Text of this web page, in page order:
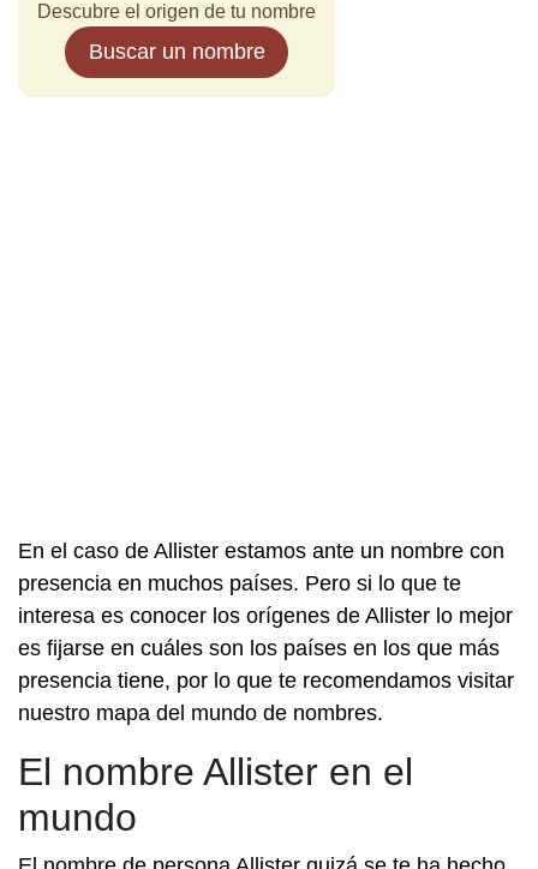
Descubre el origen de tu nombre
Buscar un nombre
En el caso de Allister estamos ante un nombre con
presencia en muchos países. Pero si lo que te
interesa es conocer los orígenes de Allister lo mejor
es fijarse en cuáles son los países en los que más
presencia tiene, por lo que te recomendamos visitar
nuestro mapa del mundo de nombres.
El nombre Allister en el
mundo